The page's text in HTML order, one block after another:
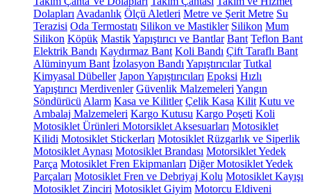
Dolapları Avadanlık Ölçü Aletleri Metre ve Şerit Metre Su
Terazisi Oda Termostatı Silikon ve Mastikler Silikon Mum
Silikon Köpük MastikYapıştırıcı ve Bantlar Bant Teflon Bant
Elektrik Bandı Kaydırmaz Bant Koli Bandı Çift Taraflı Bant
Alüminyum Bant İzolasyon Bandı Yapıştırıcılar Tutkal
Kimyasal Dübeller Japon Yapıştırıcıları Epoksi Hızlı
Yapıştırıcı Merdivenler Güvenlik Malzemeleri Yangın
Söndürücü Alarm Kasa ve Kilitler Çelik Kasa Kilit Kutu ve
Ambalaj Malzemeleri Kargo Kutusu Kargo Poşeti Koli
Motosiklet Ürünleri Motorsiklet Aksesuarları Motosiklet
Kilidi Motosiklet Stickerları Motosiklet Rüzgarlık ve Siperlik
Motosiklet Aynası Motosiklet Brandası Motorsiklet Yedek
Parça Motosiklet Fren Ekipmanları Diğer Motosiklet Yedek
Parçaları Motosiklet Fren ve Debriyaj Kolu Motosiklet Kayışı
Motosiklet Zinciri Motosiklet Giyim Motorcu Eldiveni